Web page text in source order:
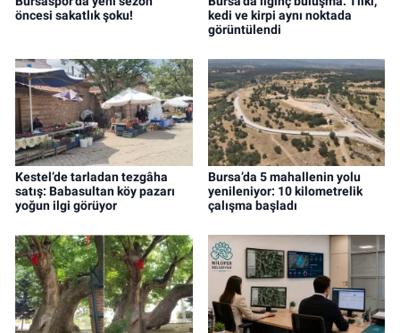
öncesi sakatlık şoku!
kedi ve kirpi aynı noktada
görüntülendi
Kestel’de tarladan tezgâha
satış: Babasultan köy pazarı
yoğun ilgi görüyor
Bursa’da 5 mahallenin yolu
yenileniyor: 10 kilometrelik
çalışma başladı